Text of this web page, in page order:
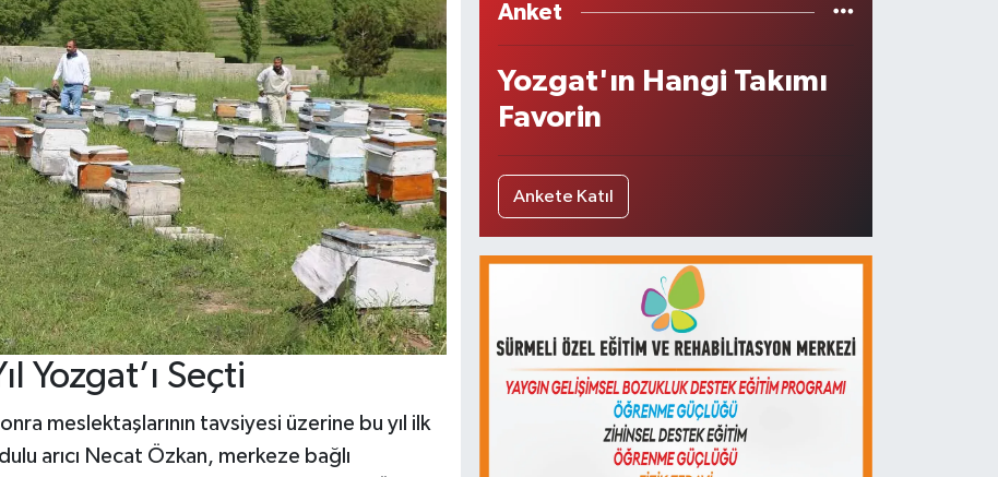
Yozgat’ı Seçti
meslektaşlarının tavsiyesi üzerine bu yıl ilk
arıcı Necat Özkan, merkeze bağlı
Anket
Yozgat'ın Hangi Takımı
Favorin
Ankete Katıl